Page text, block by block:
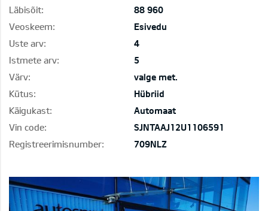
Läbisõit:
88 960
Veoskeem:
Esivedu
Uste arv:
4
Istmete arv:
5
Värv:
valge met.
Kütus:
Hübriid
Käigukast:
Automaat
Vin code:
SJNTAAJ12U1106591
Registreerimisnumber:
709NLZ